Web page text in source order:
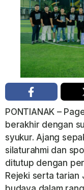
PONTIANAK –
berakhir dengan
syukur. Ajang
silaturahmi dan
ditutup dengan
Rejeki serta